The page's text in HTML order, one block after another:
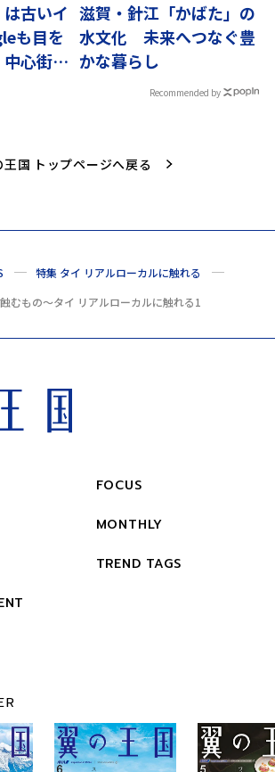
は古いイ
も目を
心街の
滋賀・針江「かばた」の
水文化 未来へつなぐ豊
かな暮らし
Recommended by
王国 トップページへ戻る
特集 タイ リアルローカルに触れる
むもの〜タイ リアルローカルに触れる1
FOCUS
MONTHLY
TREND TAGS